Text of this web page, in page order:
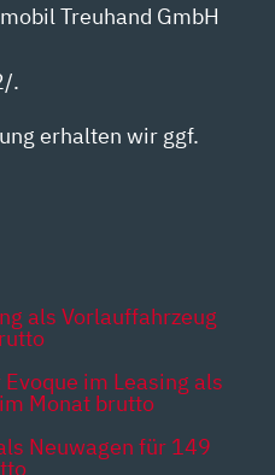
Treuhand GmbH
.
erhalten wir ggf.
als Vorlauffahrzeug
im Leasing als
Monat brutto
Neuwagen für 149